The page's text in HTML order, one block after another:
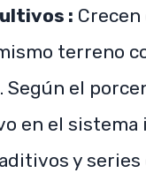
:
terreno
Según el
en el
y series